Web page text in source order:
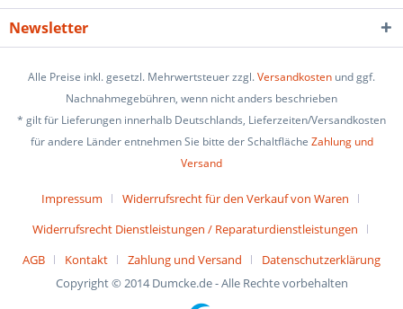
Newsletter
Alle Preise inkl. gesetzl. Mehrwertsteuer zzgl.Versandkosten und ggf.
Nachnahmegebühren, wenn nicht anders beschrieben
* gilt für Lieferungen innerhalb Deutschlands, Lieferzeiten/Versandkosten
für andere Länder entnehmen Sie bitte der Schaltfläche Zahlung und
Versand
Impressum
Widerrufsrecht für den Verkauf von Waren
Widerrufsrecht Dienstleistungen / Reparaturdienstleistungen
AGB
Kontakt Zahlung und Versand
Datenschutzerklärung
Copyright © 2014 Dumcke.de - Alle Rechte vorbehalten